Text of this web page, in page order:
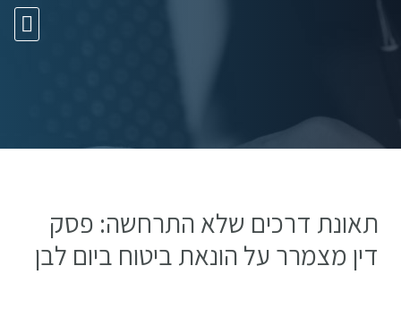
תאונת דרכים שלא התרחשה: פסק
דין מצמרר על הונאת ביטוח ביום לבן